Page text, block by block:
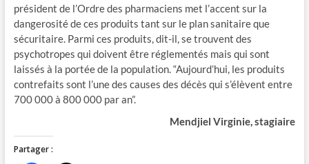
président de l’Ordre des pharmaciens met l’accent sur la
dangerosité de ces produits tant sur le plan sanitaire que
sécuritaire. Parmi ces produits, dit-il, se trouvent des
psychotropes qui doivent être réglementés mais qui sont
laissés à la portée de la population. “Aujourd’hui, les produits
contrefaits sont l’une des causes des décès qui s’élèvent entre
700 000 à 800 000 par an”.
Mendjiel Virginie, stagiaire
Partager :